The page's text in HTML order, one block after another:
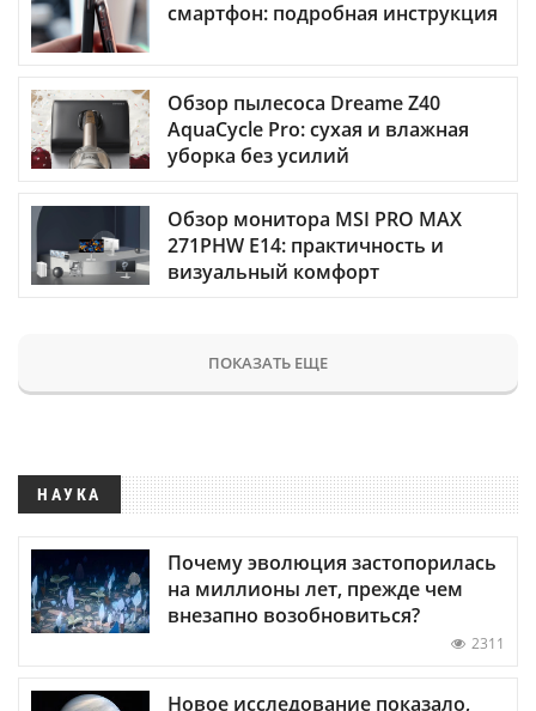
смартфон: подробная инструкция
Обзор пылесоса Dreame Z40
AquaCycle Pro: сухая и влажная
уборка без усилий
Обзор монитора MSI PRO MAX
271PHW E14: практичность и
визуальный комфорт
ПОКАЗАТЬ ЕЩЕ
НАУКА
Почему эволюция застопорилась
на миллионы лет, прежде чем
внезапно возобновиться?
2311
Новое исследование показало,